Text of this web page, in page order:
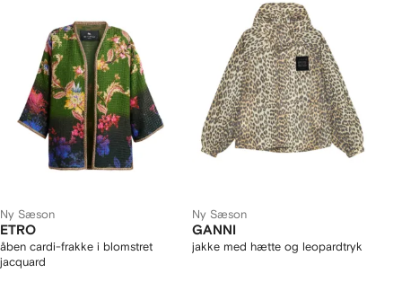
Ny Sæson
ETRO
åben cardi-frakke i blomstret
jacquard
Ny Sæson
GANNI
jakke med hætte og leopardtryk